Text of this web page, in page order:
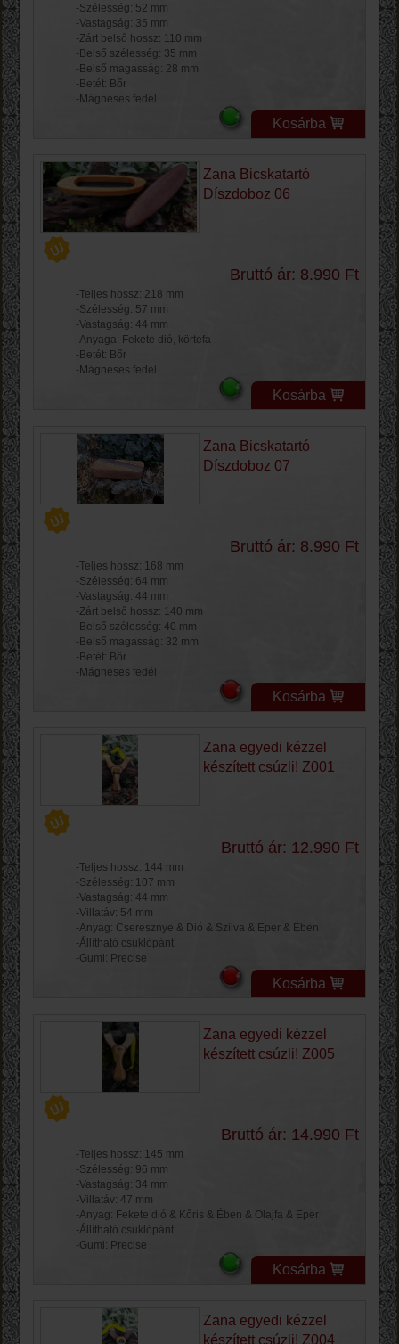
-Szélesség: 52 mm
-Vastagság: 35 mm
-Zárt belső hossz: 110 mm
-Belső szélesség: 35 mm
-Belső magasság: 28 mm
-Betét: Bőr
-Mágneses fedél
Kosárba
Zana Bicskatartó
Díszdoboz 06
Bruttó ár: 8.990 Ft
-Teljes hossz: 218 mm
-Szélesség: 57 mm
-Vastagság: 44 mm
-Anyaga: Fekete dió, körtefa
-Betét: Bőr
-Mágneses fedél
Kosárba
Zana Bicskatartó
Díszdoboz 07
Bruttó ár: 8.990 Ft
-Teljes hossz: 168 mm
-Szélesség: 64 mm
-Vastagság: 44 mm
-Zárt belső hossz: 140 mm
-Belső szélesség: 40 mm
-Belső magasság: 32 mm
-Betét: Bőr
-Mágneses fedél
Kosárba
Zana egyedi kézzel
készített csúzli! Z001
Bruttó ár: 12.990 Ft
-Teljes hossz: 144 mm
-Szélesség: 107 mm
-Vastagság: 44 mm
-Villatáv: 54 mm
-Anyag: Cseresznye & Dió & Szilva & Eper & Ében
-Állítható csuklópánt
-Gumi: Precise
Kosárba
Zana egyedi kézzel
készített csúzli! Z005
Bruttó ár: 14.990 Ft
-Teljes hossz: 145 mm
-Szélesség: 96 mm
-Vastagság: 34 mm
-Villatáv: 47 mm
-Anyag: Fekete dió & Kőris & Ében & Olajfa & Eper
-Állítható csuklópánt
-Gumi: Precise
Kosárba
Zana egyedi kézzel
készített csúzli! Z004